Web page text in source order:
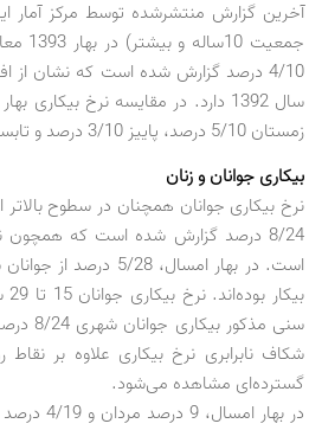
آخرین گزارش منتشر‌شده توسط مرکز آمار
سال 1392 دارد. در مقایسه نرخ
زمستان 5/10 درصد، پاییز 3/10 درصد و تابستان 4/10 درصد بوده است.
بیکاری جوانان و زنان
8/24 درصد گزارش شده است که همچون
شکاف نابرابری نرخ بیکاری علاوه بر
گسترده‌ای مشاهده می‌شود.
در بهار